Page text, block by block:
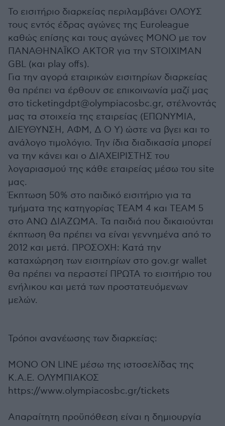
Το εισιτήριο διαρκείας περιλαμβάνει ΟΛΟΥΣ
τους εντός έδρας αγώνες της Euroleague
καθώς επίσης και τους αγώνες ΜΟΝΟ με τον
ΠΑΝΑΘΗΝΑΪΚΟ ΑΚΤΟR για την STOIXIMAN
GBL (και play offs).
Για την αγορά εταιρικών εισιτηρίων διαρκείας
θα πρέπει να έρθουν σε επικοινωνία μαζί μας
στο ticketingdpt@olympiacosbc.gr, στέλνοντάς
μας τα στοιχεία της εταιρείας (ΕΠΩΝΥΜΙΑ,
ΔΙΕΥΘΥΝΣΗ, ΑΦΜ, Δ Ο Υ) ώστε να βγει και το
ανάλογο τιμολόγιο. Την ίδια διαδικασία μπορεί
να την κάνει και ο ΔΙΑΧΕΙΡΙΣΤΗΣ του
λογαριασμού της κάθε εταιρείας μέσω του site
μας.
Έκπτωση 50% στο παιδικό εισιτήριο για τα
τμήματα της κατηγορίας ΤΕΑΜ 4 και ΤΕΑΜ 5
στο ΑΝΩ ΔΙΑΖΩΜΑ. Τα παιδιά που δικαιούνται
έκπτωση θα πρέπει να είναι γεννημένα από το
2012 και μετά. ΠΡΟΣΟΧΗ: Κατά την
καταχώρηση των εισιτηρίων στο gov.gr wallet
θα πρέπει να περαστεί ΠΡΩΤΑ το εισιτήριο του
ενήλικου και μετά των προστατευόμενων
μελών.
Τρόποι ανανέωσης των διαρκείας:
ΜΟΝΟ ON LINE μέσω της ιστοσελίδας της
Κ.Α.Ε. ΟΛΥΜΠΙΑΚΟΣ
https://www.olympiacosbc.gr/tickets
Απαραίτητη προϋπόθεση είναι η δημιουργία